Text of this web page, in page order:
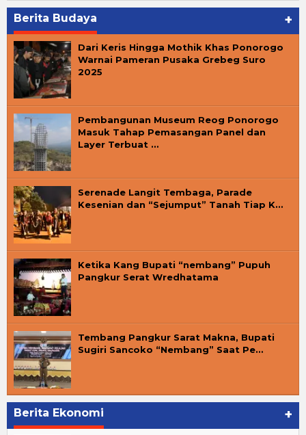
Berita Budaya +
Dari Keris Hingga Mothik Khas Ponorogo
Warnai Pameran Pusaka Grebeg Suro
2025
Pembangunan Museum Reog Ponorogo
Masuk Tahap Pemasangan Panel dan
Layer Terbuat …
Serenade Langit Tembaga, Parade
Kesenian dan “Sejumput” Tanah Tiap K…
Ketika Kang Bupati “nembang” Pupuh
Pangkur Serat Wredhatama
Tembang Pangkur Sarat Makna, Bupati
Sugiri Sancoko “Nembang” Saat Pe…
Berita Ekonomi +